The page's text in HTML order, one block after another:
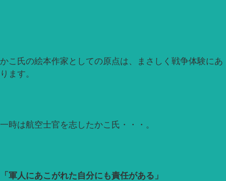
かこ氏の絵本作家としての原点は、まさしく戦争体験にあ
ります。
一時は航空士官を志したかこ氏・・・。
「軍人にあこがれた自分にも責任がある」